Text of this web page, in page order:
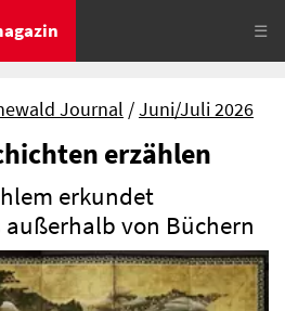
☰
Journal Juni/Juli 2026
erzählen
erkundet
von Büchern